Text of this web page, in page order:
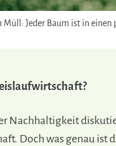
Müll: Jeder Baum ist in einen
Nachhaltigkeit
Doch was genau ist